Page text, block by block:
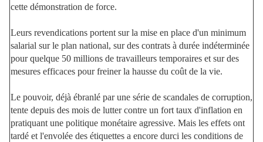
cette démonstration de force.
Leurs revendications portent sur la mise en place d'un minimum
salarial sur le plan national, sur des contrats à durée indéterminée
pour quelque 50 millions de travailleurs temporaires et sur des
mesures efficaces pour freiner la hausse du coût de la vie.
Le pouvoir, déjà ébranlé par une série de scandales de corruption,
tente depuis des mois de lutter contre un fort taux d'inflation en
pratiquant une politique monétaire agressive. Mais les effets ont
tardé et l'envolée des étiquettes a encore durci les conditions de